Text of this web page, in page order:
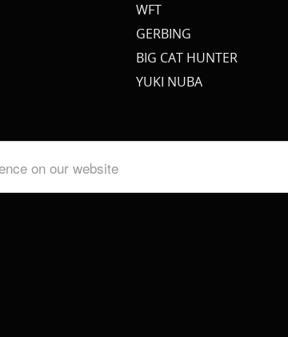
on our website
WFT
GERBING
BIG CAT HUNTER
YUKI NUBA